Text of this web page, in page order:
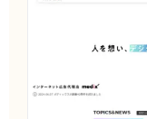
コーポレートサイトUR